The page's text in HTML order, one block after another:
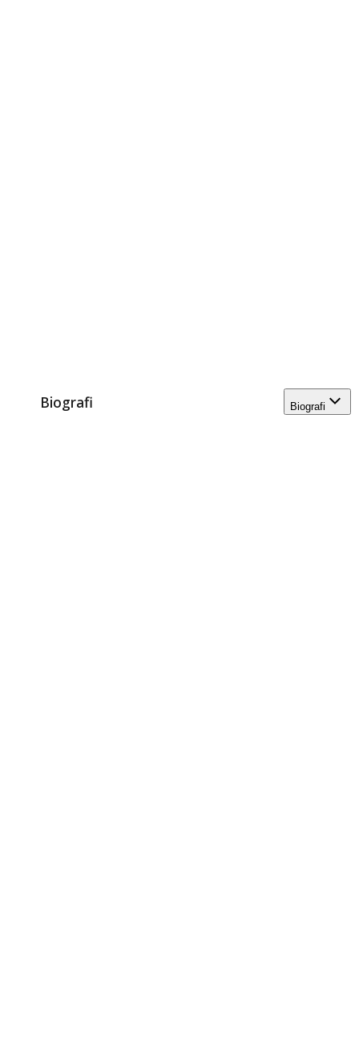
Biografi Biografi